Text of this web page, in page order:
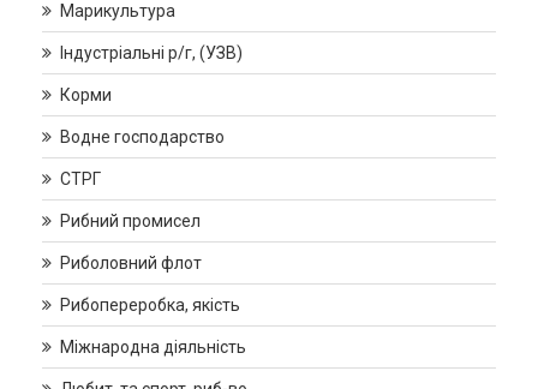
Марикультура
Індустріальні р/г, (УЗВ)
Корми
Водне господарство
СТРГ
Рибний промисел
Риболовний флот
Рибопереробка, якість
Міжнародна діяльність